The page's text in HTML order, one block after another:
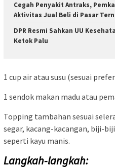
Cegah Penyakit Antraks,
Aktivitas Jual Beli di Pasar
DPR Resmi Sahkan UU
Ketok Palu
1 cup air atau susu (sesuai
1 sendok makan madu atau
Topping tambahan sesuai
segar, kacang-kacangan, biji-
seperti kayu manis.
Langkah-langkah: